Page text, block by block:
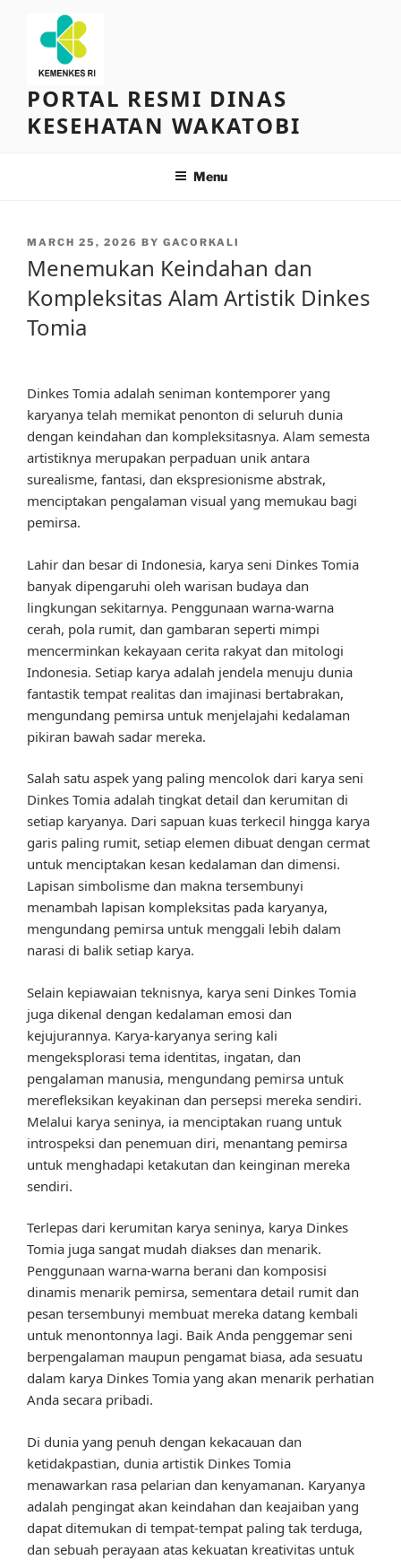
content
PORTAL RESMI DINAS
KESEHATAN WAKATOBI
Menu
POSTED
MARCH 25, 2026 BY GACORKALI
Menemukan Keindahan dan
Kompleksitas Alam Artistik Dinkes
Tomia
Dinkes Tomia adalah seniman kontemporer yang
karyanya telah memikat penonton di seluruh dunia
dengan keindahan dan kompleksitasnya. Alam semesta
artistiknya merupakan perpaduan unik antara
surealisme, fantasi, dan ekspresionisme abstrak,
menciptakan pengalaman visual yang memukau bagi
pemirsa.
Lahir dan besar di Indonesia, karya seni Dinkes Tomia
banyak dipengaruhi oleh warisan budaya dan
lingkungan sekitarnya. Penggunaan warna-warna
cerah, pola rumit, dan gambaran seperti mimpi
mencerminkan kekayaan cerita rakyat dan mitologi
Indonesia. Setiap karya adalah jendela menuju dunia
fantastik tempat realitas dan imajinasi bertabrakan,
mengundang pemirsa untuk menjelajahi kedalaman
pikiran bawah sadar mereka.
Salah satu aspek yang paling mencolok dari karya seni
Dinkes Tomia adalah tingkat detail dan kerumitan di
setiap karyanya. Dari sapuan kuas terkecil hingga karya
garis paling rumit, setiap elemen dibuat dengan cermat
untuk menciptakan kesan kedalaman dan dimensi.
Lapisan simbolisme dan makna tersembunyi
menambah lapisan kompleksitas pada karyanya,
mengundang pemirsa untuk menggali lebih dalam
narasi di balik setiap karya.
Selain kepiawaian teknisnya, karya seni Dinkes Tomia
juga dikenal dengan kedalaman emosi dan
kejujurannya. Karya-karyanya sering kali
mengeksplorasi tema identitas, ingatan, dan
pengalaman manusia, mengundang pemirsa untuk
merefleksikan keyakinan dan persepsi mereka sendiri.
Melalui karya seninya, ia menciptakan ruang untuk
introspeksi dan penemuan diri, menantang pemirsa
untuk menghadapi ketakutan dan keinginan mereka
sendiri.
Terlepas dari kerumitan karya seninya, karya Dinkes
Tomia juga sangat mudah diakses dan menarik.
Penggunaan warna-warna berani dan komposisi
dinamis menarik pemirsa, sementara detail rumit dan
pesan tersembunyi membuat mereka datang kembali
untuk menontonnya lagi. Baik Anda penggemar seni
berpengalaman maupun pengamat biasa, ada sesuatu
dalam karya Dinkes Tomia yang akan menarik perhatian
Anda secara pribadi.
Di dunia yang penuh dengan kekacauan dan
ketidakpastian, dunia artistik Dinkes Tomia
menawarkan rasa pelarian dan kenyamanan. Karyanya
adalah pengingat akan keindahan dan keajaiban yang
dapat ditemukan di tempat-tempat paling tak terduga,
dan sebuah perayaan atas kekuatan kreativitas untuk